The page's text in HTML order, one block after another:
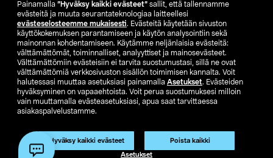
Painamalla ”Hyväksy kaikki evästeet” sallit, että tallennamme
evästeitä ja muuta seurantateknologiaa laitteellesi
evästeselosteemme mukaisesti. Evästeitä käytetään sivuston
käyttökokemuksen parantamiseen ja käytön analysointiin sekä
mainonnan kohdentamiseen. Käytämme neljänlaisia evästeitä:
välttämättömät, toiminnalliset, analyyttiset ja mainosevästeet.
Välttämättömiin evästeisiin ei tarvita suostumustasi, sillä ne ovat
välttämättömiä verkkosivuston sisällön toimimisen kannalta. Voit
halutessasi muuttaa asetuksiasi painamalla Asetukset. Evästeiden
hyväksyminen on vapaaehtoista. Voit perua suostumuksesi milloin
vain muuttamalla evästeasetuksiasi, apua saat tarvittaessa
asiakaspalvelustamme.
Hyväksy kaikki evästeet Poista kaikki
Asetukset
Tuote on poistunut
Tuotenro:59-1069-125
SE NO FI
FI SV
Näytä hinnat ilman ALV:a